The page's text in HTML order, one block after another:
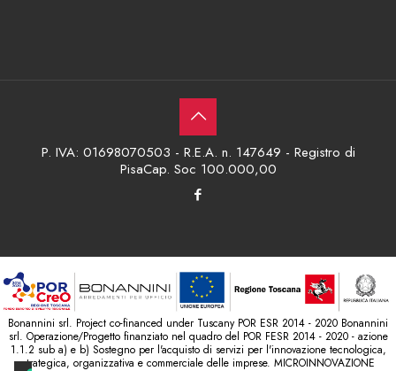
P. IVA: 01698070503 - R.E.A. n. 147649 - Registro di
PisaCap. Soc 100.000,00
Bonannini srl. Project co-financed under Tuscany POR ESR 2014 - 2020 Bonannini
srl. Operazione/Progetto finanziato nel quadro del POR FESR 2014 - 2020 - azione
1.1.2 sub a) e b) Sostegno per l'acquisto di servizi per l'innovazione tecnologica,
strategica, organizzativa e commerciale delle imprese. MICROINNOVAZIONE